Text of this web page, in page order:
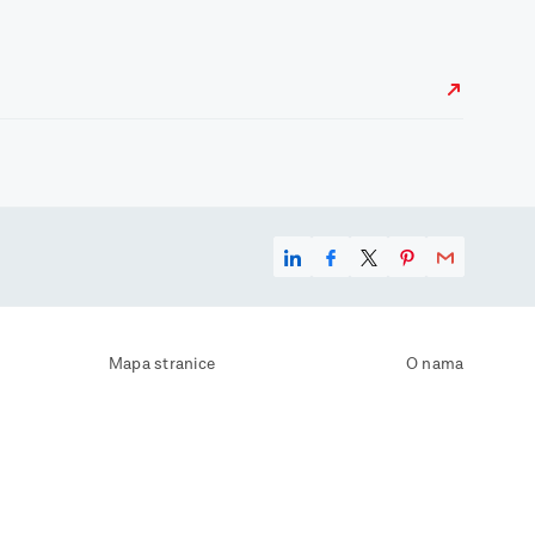
Mapa stranice
O nama